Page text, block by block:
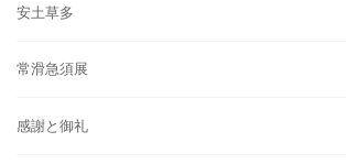
安土草多
常滑急須展
感謝と御礼